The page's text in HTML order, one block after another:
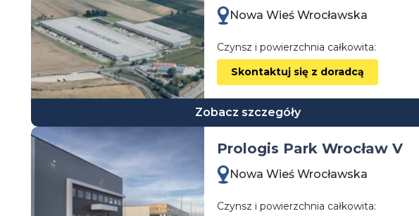
Nowa Wieś Wrocławska
Czynsz i powierzchnia całkowita:
Skontaktuj się z doradcą
Zobacz szczegóły
Prologis Park Wrocław V
Nowa Wieś Wrocławska
Czynsz i powierzchnia całkowita: